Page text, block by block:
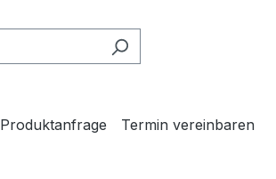
Produktanfrage Termin vereinbaren